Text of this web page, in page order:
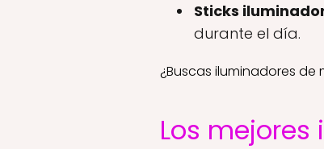
Sticks
durante el día.
¿Buscas iluminadores de
Los